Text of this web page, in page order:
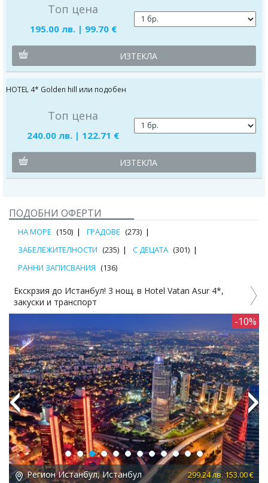
Топ цена
195.00 лв. | 99.70 €
ИЗТЕКЛА
HOTEL 4* Golden hill или подобен
Топ цена
240.00 лв. | 122.71 €
ИЗТЕКЛА
ПОДОБНИ ОФЕРТИ
НА МОРЕ (150) ГРАДОВЕ (273)
ЗАБЕЛЕЖИТЕЛНОСТИ (235) С ДЕЦАТА (301)
РАННИ ЗАПИСВАНИЯ (136)
Екскрзия до Истанбул! 3 нощ. в Hotel Vatan Asur 4*,
закуски и транспорт
-10%
Регион Истанбул, Истанбул 299.24 лв. 153.00 €
Previous Next